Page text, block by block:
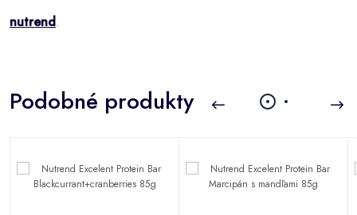
nutrend.
Podobné produkty